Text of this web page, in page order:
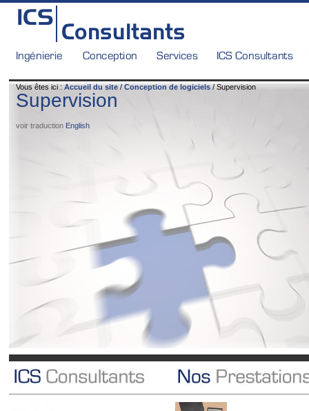
Vous êtes ici : Accueil du site/ Conception de logiciels/ Supervision
Supervision
voir traduction English